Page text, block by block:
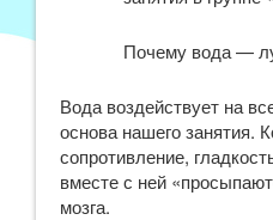
Почему вода —
Вода воздействует на
основа нашего занятия.
сопротивление,
вместе с ней
мозга.